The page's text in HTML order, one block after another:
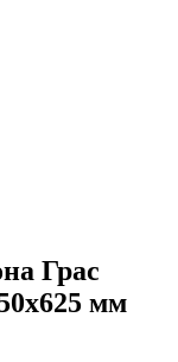
Грас
мм